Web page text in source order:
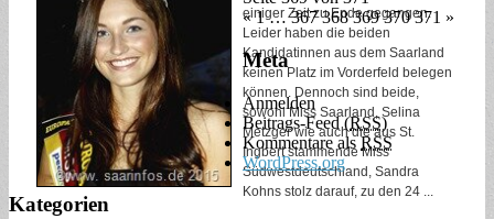
einiger Zeit zu Ende gegangen.
Leider haben die beiden
Kandidatinnen aus dem Saarland
keinen Platz im Vorderfeld belegen
können. Dennoch sind beide,
sowohl Miss Saarland, Selina
Metzger wie auch die aus St.
Ingbert stammende Miss
Südwestdeutschland, Sandra
Kohns stolz darauf, zu den 24 ...
« 1…367 368369370 371 »
Meta
Anmelden
Beitrags-Feed (RSS)
Kommentare alsRSS
WordPress.org
Kategorien